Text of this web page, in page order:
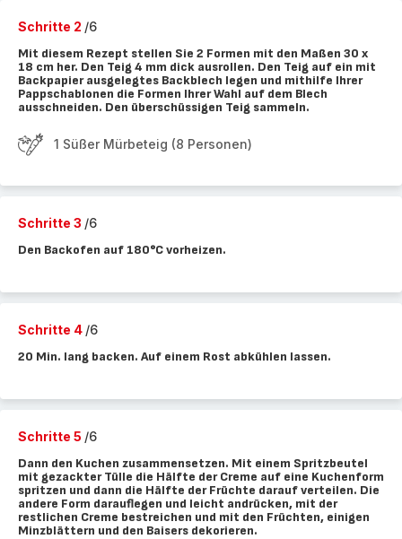
Schritte 2 /6
Mit diesem Rezept stellen Sie 2 Formen mit den Maßen 30 x
18 cm her. Den Teig 4 mm dick ausrollen. Den Teig auf ein mit
Backpapier ausgelegtes Backblech legen und mithilfe Ihrer
Pappschablonen die Formen Ihrer Wahl auf dem Blech
ausschneiden. Den überschüssigen Teig sammeln.
1 Süßer Mürbeteig (8 Personen)
Schritte 3 /6
Den Backofen auf 180°C vorheizen.
Schritte 4 /6
20 Min. lang backen. Auf einem Rost abkühlen lassen.
Schritte 5 /6
Dann den Kuchen zusammensetzen. Mit einem Spritzbeutel
mit gezackter Tülle die Hälfte der Creme auf eine Kuchenform
spritzen und dann die Hälfte der Früchte darauf verteilen. Die
andere Form darauflegen und leicht andrücken, mit der
restlichen Creme bestreichen und mit den Früchten, einigen
Minzblättern und den Baisers dekorieren.